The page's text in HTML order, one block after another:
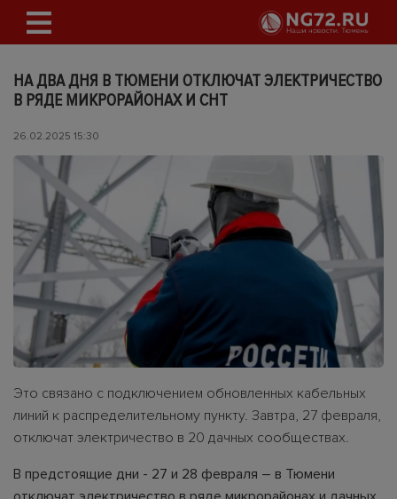
НА ДВА ДНЯ В ТЮМЕНИ ОТКЛЮЧАТ ЭЛЕКТРИЧЕСТВО
В РЯДЕ МИКРОРАЙОНАХ И СНТ
26.02.2025 15:30
Это связано с подключением обновленных кабельных
линий к распределительному пункту. Завтра, 27 февраля,
отключат электричество в 20 дачных сообществах.
В предстоящие дни - 27 и 28 февраля – в Тюмени